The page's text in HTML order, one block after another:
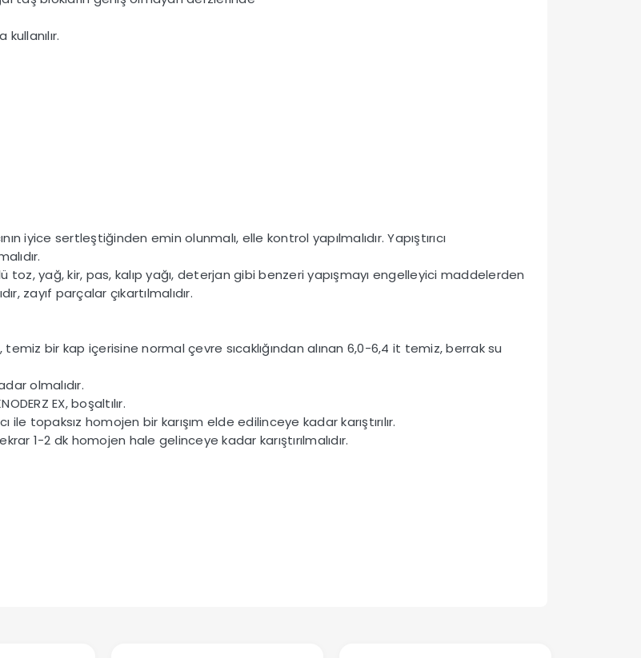
iyice sertleştiğinden emin olunmalı, elle kontrol yapılmalıdır. Yapıştırıcı
toz, yağ, kir, pas, kalıp yağı, deterjan gibi benzeri yapışmayı engelleyici maddelerden
zayıf parçalar çıkartılmalıdır.
temiz bir kap içerisine normal çevre sıcaklığından alınan 6,0-6,4 it temiz, berrak su
olmalıdır.
EX, boşaltılır.
ile topaksız homojen bir karışım elde edilinceye kadar karıştırılır.
1-2 dk homojen hale gelinceye kadar karıştırılmalıdır.